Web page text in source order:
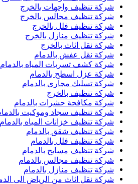
شركة تنظيف واجهات بالخرج
شركة تنظيف مجالس بالخرج
شركة تنظيف فلل بالخرج
شركة تنظيف منازل بالخرج
شركة نقل اثاث بالخرج
شركة نقل عفش بالدمام
شركة كشف تسربات المياه بالدمام
شركة عزل اسطح بالدمام
شركة تسليك مجارى بالدمام
شركة تنظيف بالخرج
شركة مكافحة حشرات بالدمام
شركة تنظيف سجاد وموكيت بالدمام
شركة تنظيف خزانات المياه بالدمام
شركة تنظيف شقق بالدمام
شركة تنظيف فلل بالدمام
شركة تنظيف مسابح بالدمام
شركة تنظيف مجالس بالدمام
شركة تنظيف منازل بالدمام
شركة نقل اثاث من الرياض الى الدمام